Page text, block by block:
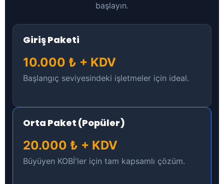
başlayın.
Giriş Paketi
10.000 ₺ + KDV
Başlangıç seviyesindeki işletmeler için ideal.
Orta Paket (Popüler)
20.000 ₺ + KDV
Büyüyen KOBİ'ler için tam kapsamlı çözüm.